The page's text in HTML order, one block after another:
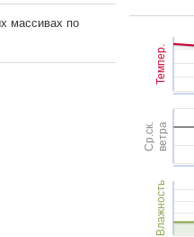
Темпер.
Ср.ск.ветра
Влажность
массивах по